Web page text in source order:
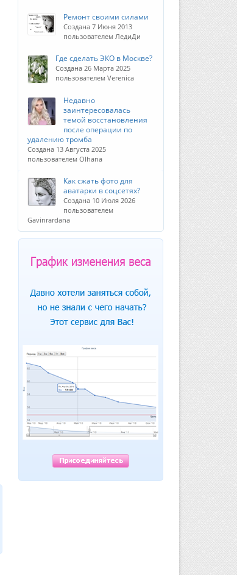
Ремонт своими силами
Создана 7 Июня 2013
пользователем ЛедиДи
Где сделать ЭКО в Москве?
Создана 26 Марта 2025
пользователем Verenica
Недавно
заинтересовалась
темой восстановления
после операции по
удалению тромба
Создана 13 Августа 2025
пользователем Olhana
Как сжать фото для
аватарки в соцсетях?
Создана 10 Июля 2026
пользователем
Gavinrardana